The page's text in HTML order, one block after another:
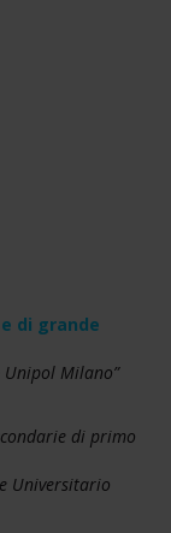
di grande
Unipol Milano”
di primo
Universitario